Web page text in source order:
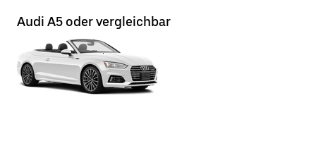
Audi A5 oder vergleichbar